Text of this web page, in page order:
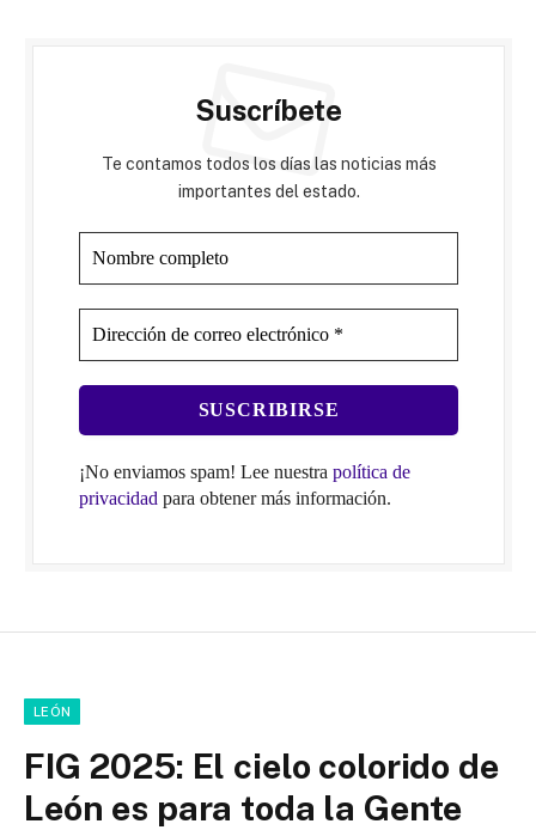
Suscríbete
Te contamos todos los días las noticias más
importantes del estado.
¡No enviamos spam! Lee nuestra política de
privacidad para obtener más información.
LEÓN
FIG 2025: El cielo colorido de
León es para toda la Gente